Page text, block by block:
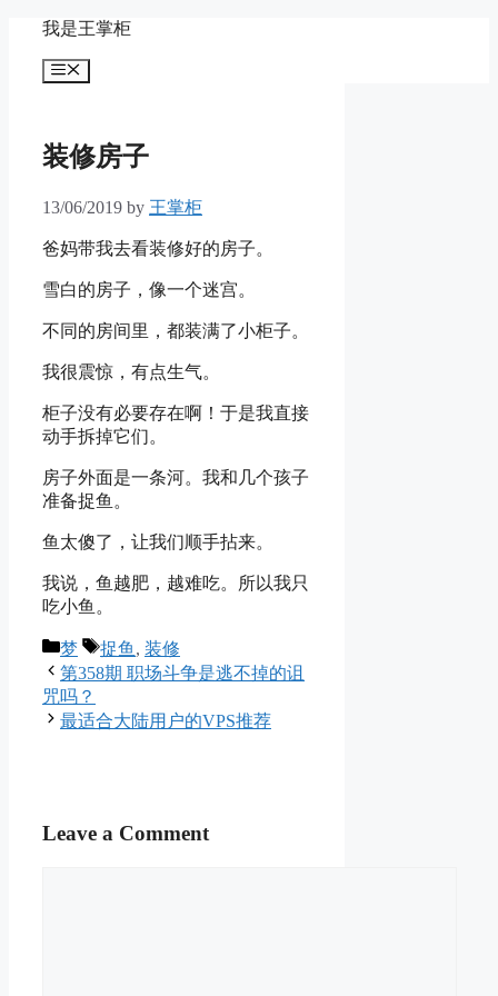
content
我是王掌柜
Menu
装修房子
13/06/2019 by 王掌柜
爸妈带我去看装修好的房子。
雪白的房子，像一个迷宫。
不同的房间里，都装满了小柜子。
我很震惊，有点生气。
柜子没有必要存在啊！于是我直接
动手拆掉它们。
房子外面是一条河。我和几个孩子
准备捉鱼。
鱼太傻了，让我们顺手拈来。
我说，鱼越肥，越难吃。所以我只
吃小鱼。
Categories
梦 Tags
捉鱼 , 装修
第358期 职场斗争是逃不掉的诅
咒吗？
最适合大陆用户的VPS推荐
Leave a Comment